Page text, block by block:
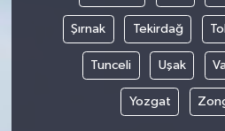
Şırnak Tekirdağ
Tunceli Uşak
Yozgat